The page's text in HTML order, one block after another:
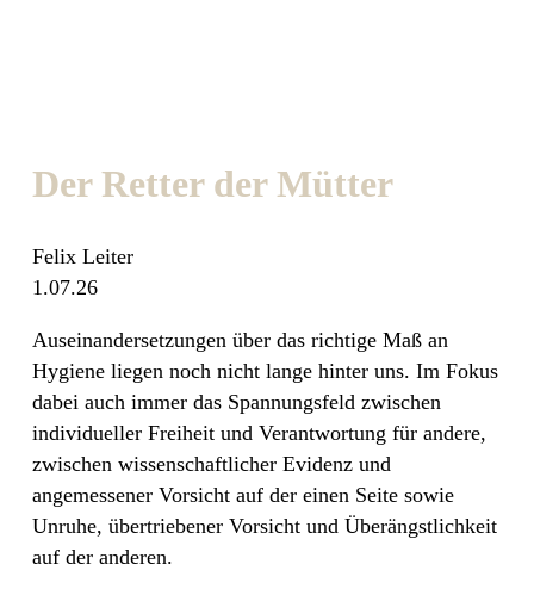
Der Retter der Mütter
Felix Leiter
1.07.26
Auseinandersetzungen über das richtige Maß an
Hygiene liegen noch nicht lange hinter uns. Im Fokus
dabei auch immer das Spannungsfeld zwischen
individueller Freiheit und Verantwortung für andere,
zwischen wissenschaftlicher Evidenz und
angemessener Vorsicht auf der einen Seite sowie
Unruhe, übertriebener Vorsicht und Überängstlichkeit
auf der anderen.